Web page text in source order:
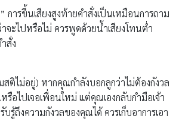
การขึ้นเสียงสูงท้ายคำสั่งเป็นเหมือนการถาม
จะไปหรือไม่ ควรพูดด้วยน้ำเสียงโทนต่ำ
สั่ง
ติไม่อยู่) หากคุณกำลังบอกลูกว่าไม่ต้องกังวล
รือไปเจอเพื่อนใหม่ แต่คุณเองกลับกำมือเจ้า
บรู้ถึงความกังวลของคุณได้ ควรเก็บอาการเอา